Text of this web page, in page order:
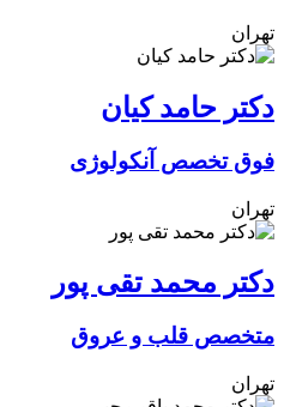
تهران
دکتر حامد کیان
فوق تخصص آنکولوژی
تهران
دکتر محمد تقی پور
متخصص قلب و عروق
تهران